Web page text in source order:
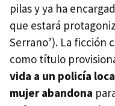
pilas y ya ha
que estará
Serrano’). La ficción
como título
vida a un policía
mujer abandona